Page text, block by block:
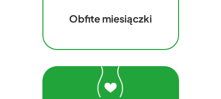
Obfite miesiączki